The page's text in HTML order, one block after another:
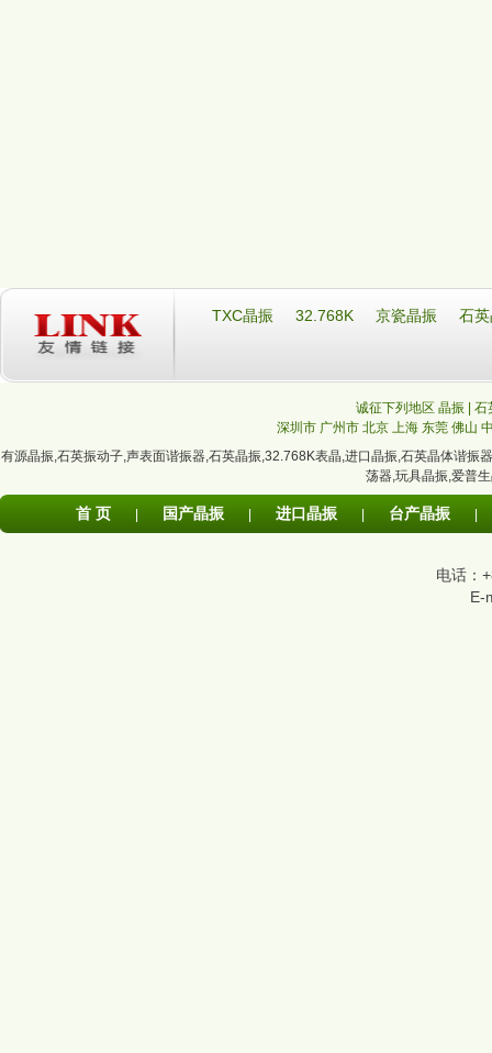
TXC晶振 32.768K 京瓷晶振 石
诚征下列地区 晶振 |
深圳市 广州市 北京 上海 东莞 佛山
有源晶振,石英振动子,声表面谐振器,石英晶振,32.768K表晶,进口晶振,石英晶体谐振器
荡器,玩具晶振,爱普
首 页 国产晶振 进口晶振 台产晶振
电话：
E-